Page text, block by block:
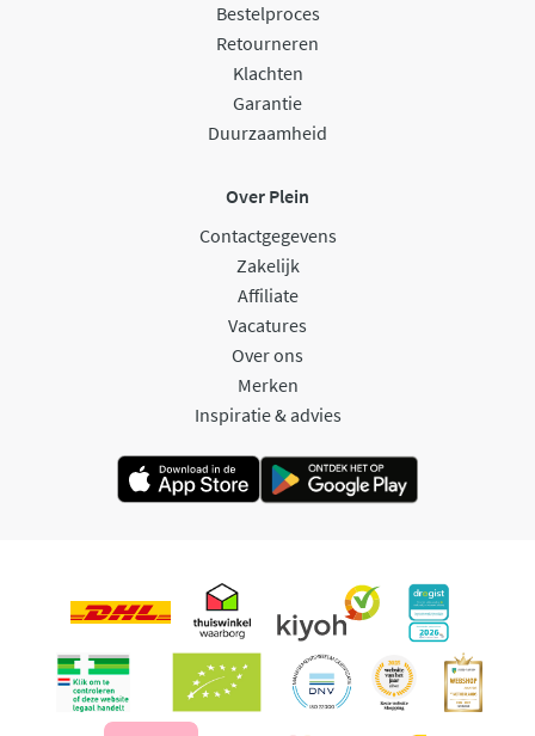
Bestelproces
Retourneren
Klachten
Garantie
Duurzaamheid
Over Plein
Contactgegevens
Zakelijk
Affiliate
Vacatures
Over ons
Merken
Inspiratie & advies